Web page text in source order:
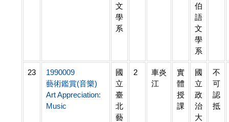
文
學
系
伯
語
文
學
系
23
1990009
藝術鑑賞(音樂)
Art Appreciation:
Music
國
立
臺
北
藝
2
車炎
江
實
體
授
課
國
立
政
治
大
不
可
認
抵